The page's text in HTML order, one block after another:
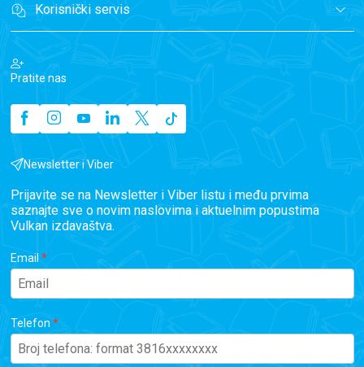
Korisnički servis
Pratite nas
Newsletter i Viber
Prijavite se na Newsletter i Viber listu i među prvima
saznajte sve o novim naslovima i aktuelnim popustima
Vulkan izdavaštva.
Email
Telefon